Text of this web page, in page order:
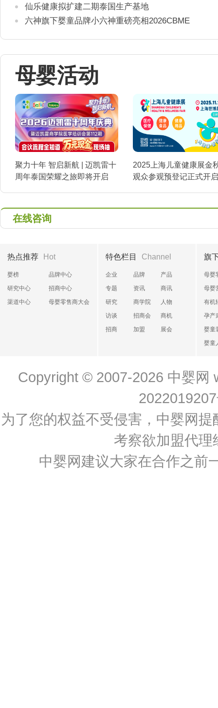
仙乐健康拟扩建二期泰国生产基地
六神旗下婴童品牌小六神重磅亮相2026CBME
母婴活动
聚力十年 智启新航 | 迈凯雷十
周年泰国荣耀之旅即将开启
2025上海儿童健康展金
观众参观预登记正式开
在线咨询
热点推荐 Hot
婴榜
品牌中心
研究中心
招商中心
渠道中心
母婴零售商大会
特色栏目 Channel
企业 品牌
产品
专题
资讯
商讯
研究
商学院
人物
访谈
招商会
商机
招商
加盟 展会
旗
母婴
母婴
有机
孕产
婴童
婴童
Copyright © 2007-2026 中婴网
为了您的权益不受侵害，中婴网
考察欲加盟代理
中婴网建议大家在合作之前